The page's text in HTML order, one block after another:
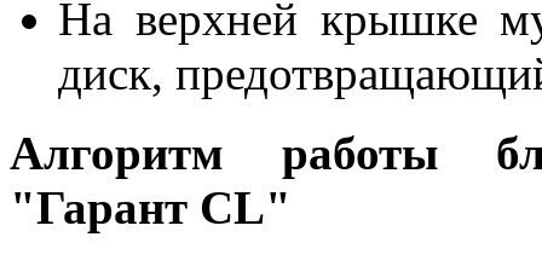
На верхней крышке
диск,
Алгоритм работы
"Гарант CL"